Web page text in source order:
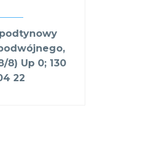
8) Up 0; 130
22